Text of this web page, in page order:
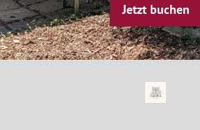
Jetzt buchen